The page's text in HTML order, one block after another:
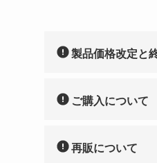
製品価格改定と
ご購入について
再販について